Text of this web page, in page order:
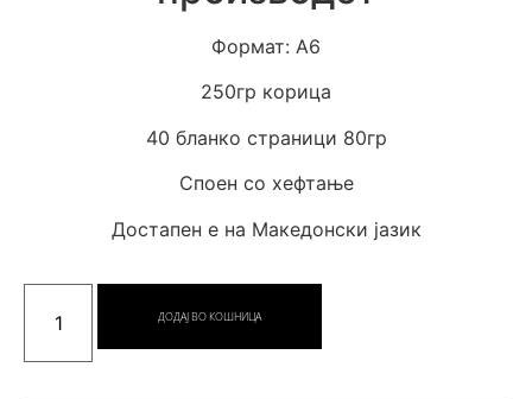
Формат: А6
250гр корица
40 бланко страници 80гр
Споен со хефтање
Достапен е на Македонски јазик
ДОДАЈ ВО КОШНИЦА